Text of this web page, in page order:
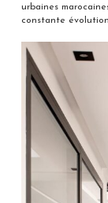
urbaines
constante